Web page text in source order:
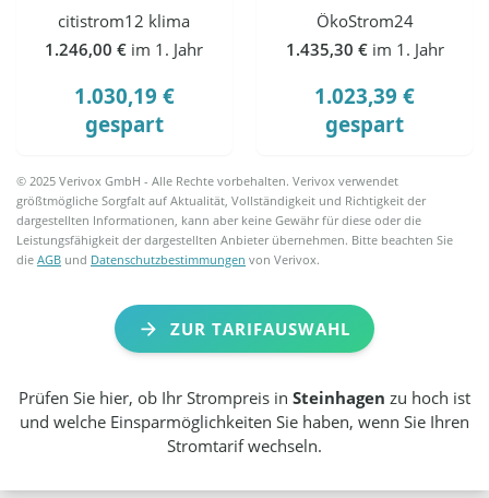
citistrom12 klima
1.246,00 € im 1. Jahr
1.030,19 €
gespart
ÖkoStrom24
1.435,30 € im 1. Jahr
1.023,39 €
gespart
© 2025 Verivox GmbH - Alle Rechte vorbehalten. Verivox verwendet
größtmögliche Sorgfalt auf Aktualität, Vollständigkeit und Richtigkeit der
dargestellten Informationen, kann aber keine Gewähr für diese oder die
Leistungsfähigkeit der dargestellten Anbieter übernehmen. Bitte beachten Sie
dieAGB und Datenschutzbestimmungen von Verivox.
ZUR TARIFAUSWAHL
Prüfen Sie hier, ob Ihr Strompreis in Steinhagen zu hoch ist
und welche Einsparmöglichkeiten Sie haben, wenn Sie Ihren
Stromtarif wechseln.